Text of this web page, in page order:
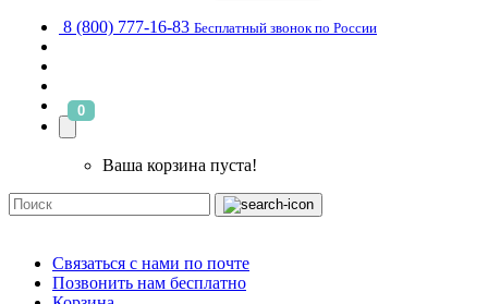
8 (800) 777-16-83 Бесплатный звонок по России
0
Ваша корзина пуста!
Связаться с нами по почте
Позвонить нам бесплатно